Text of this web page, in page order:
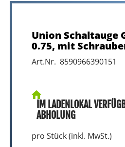
Union Schaltauge
0.75, mit
Art.Nr. 8590966390151
IM LADENLOKAL
ABHOLUNG
pro Stück (inkl. MwSt.)